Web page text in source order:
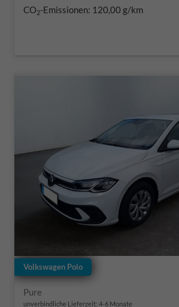
CO2-Emissionen: 120,00 g/km
Volkswagen Polo
Pure
unverbindliche Lieferzeit: 4-6 Monate